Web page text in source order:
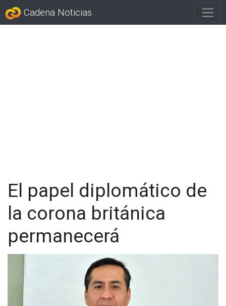
Cadena Noticias
El papel diplomático de
la corona británica
permanecerá